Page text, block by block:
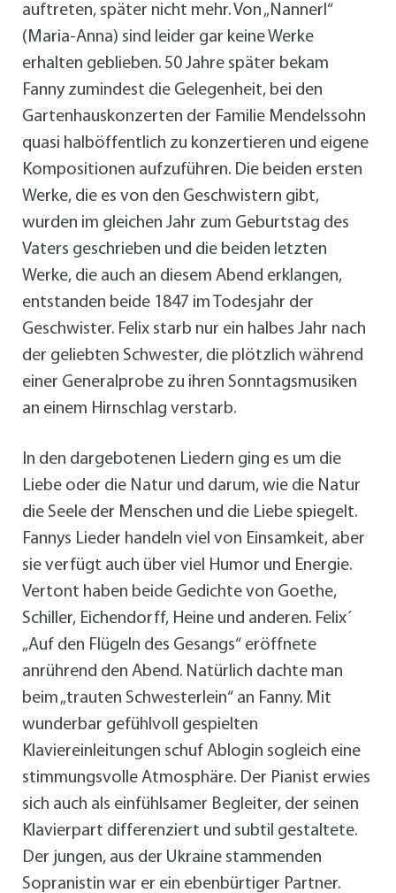
auftreten, später nicht mehr. Von „Nannerl“
(Maria-Anna) sind leider gar keine Werke
erhalten geblieben. 50 Jahre später bekam
Fanny zumindest die Gelegenheit, bei den
Gartenhauskonzerten der Familie Mendelssohn
quasi halböffentlich zu konzertieren und eigene
Kompositionen aufzuführen. Die beiden ersten
Werke, die es von den Geschwistern gibt,
wurden im gleichen Jahr zum Geburtstag des
Vaters geschrieben und die beiden letzten
Werke, die auch an diesem Abend erklangen,
entstanden beide 1847 im Todesjahr der
Geschwister. Felix starb nur ein halbes Jahr nach
der geliebten Schwester, die plötzlich während
einer Generalprobe zu ihren Sonntagsmusiken
an einem Hirnschlag verstarb.
In den dargebotenen Liedern ging es um die
Liebe oder die Natur und darum, wie die Natur
die Seele der Menschen und die Liebe spiegelt.
Fannys Lieder handeln viel von Einsamkeit, aber
sie verfügt auch über viel Humor und Energie.
Vertont haben beide Gedichte von Goethe,
Schiller, Eichendorff, Heine und anderen. Felix´
„Auf den Flügeln des Gesangs“ eröffnete
anrührend den Abend. Natürlich dachte man
beim „trauten Schwesterlein“ an Fanny. Mit
wunderbar gefühlvoll gespielten
Klaviereinleitungen schuf Ablogin sogleich eine
stimmungsvolle Atmosphäre. Der Pianist erwies
sich auch als einfühlsamer Begleiter, der seinen
Klavierpart differenziert und subtil gestaltete.
Der jungen, aus der Ukraine stammenden
Sopranistin war er ein ebenbürtiger Partner.